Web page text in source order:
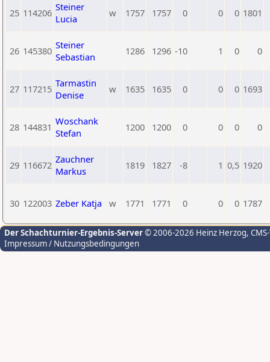
25 114206 Steiner
Lucia
w 1757 1757 0 0 0 1801
26 145380 Steiner
Sebastian
1286 1296 -10 1 0 0
27 117215 Tarmastin
Denise
w 1635 1635 0 0 0 1693
28 144831 Woschank
Stefan
1200 1200 0 0 0 0
29 116672 Zauchner
Markus
1819 1827 -8 1 0,5 1920
30 122003 Zeber Katja w 1771 1771 0 0 0 1787
Der Schachturnier-Ergebnis-Server© 2006-2026 Heinz Herzog,
Impressum / Nutzungsbedingungen